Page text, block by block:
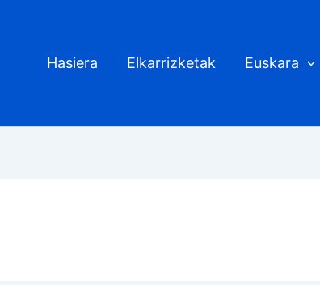
Hasiera Elkarrizketak Euskara